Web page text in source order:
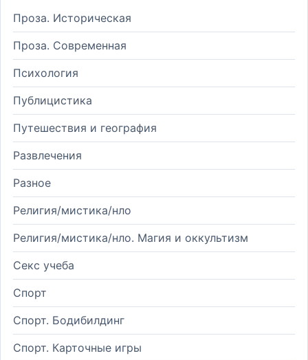
Проза. Историческая
Проза. Современная
Психология
Публицистика
Путешествия и география
Развлечения
Разное
Религия/мистика/нло
Религия/мистика/нло. Магия и оккультизм
Секс учеба
Спорт
Спорт. Бодибилдинг
Спорт. Карточные игры